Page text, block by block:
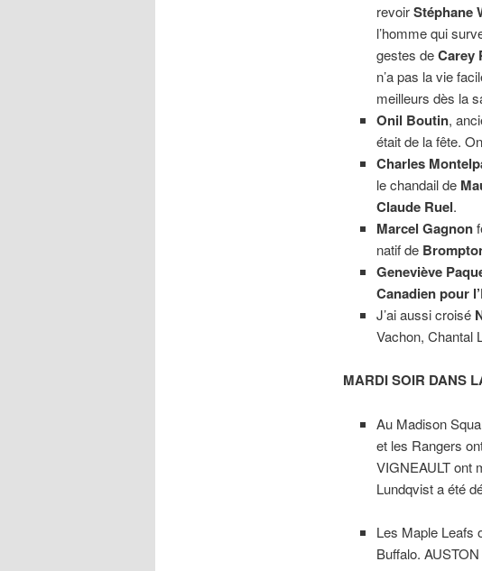
revoirStéphane
l’homme qui
gestes deCarey
n’a pas la vie
meilleurs dès la
Onil Boutin,
était de la fête.
Charles
le chandail de
Claude Ruel.
Marcel Gagnon
natif de
Geneviève
Canadien pour
J’ai aussi croisé
Vachon, Chantal
MARDI SOIR DANS
Au Madison
et les Rangers
VIGNEAULT ont
Lundqvist a été
Les Maple Leafs
Buffalo.